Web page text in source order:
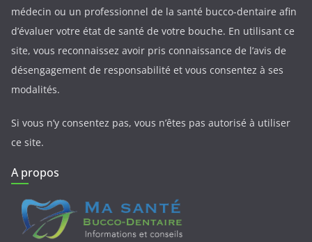
médecin ou un professionnel de la santé bucco-dentaire afin
d’évaluer votre état de santé de votre bouche. En utilisant ce
site, vous reconnaissez avoir pris connaissance de l’avis de
désengagement de responsabilité et vous consentez à ses
modalités.
Si vous n’y consentez pas, vous n’êtes pas autorisé à utiliser
ce site.
A propos